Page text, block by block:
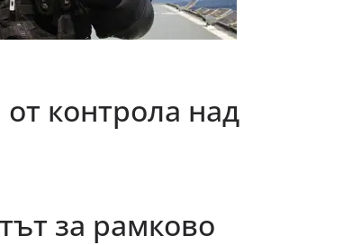
от контрола над
за рамково